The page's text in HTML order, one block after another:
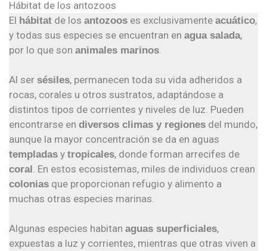
Hábitat de los antozoos
El hábitat de los antozoos es exclusivamente acuático,
y todas sus especies se encuentran en agua salada,
por lo que son animales marinos
Al ser sésiles, permanecen toda su vida adheridos a
rocas, corales u otros sustratos, adaptándose a
distintos tipos de corrientes y niveles de luz. Pueden
encontrarse en diversos climas y regiones del mundo,
aunque la mayor concentración se da en aguas
templadas y tropicales, donde forman arrecifes de
coral . En estos ecosistemas, miles de individuos crean
colonias que proporcionan refugio y alimento a
muchas otras especies marinas.
Algunas especies habitan aguas superficiales,
expuestas a luz y corrientes, mientras que otras viven a